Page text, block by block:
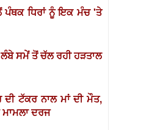
ਪੰਥਕ ਧਿਰਾਂ ਨੂੰ ਇਕ ਮੰਚ 'ਤੇ
ਸਮੇਂ ਤੋਂ ਚੱਲ ਰਹੀ ਹੜਤਾਲ
ਟੱਕਰ ਨਾਲ ਮਾਂ ਦੀ ਮੌਤ,
ਦਰਜ